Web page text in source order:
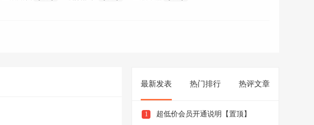
最新发表 热门排行 热评文章
1 超低价会员开通说明【置顶】